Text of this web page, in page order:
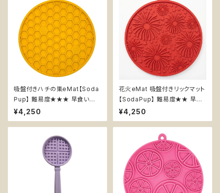
吸盤付きハチの巣eMat【Soda
Pup】 難易度★★★ 早食い防
止皿 スローフィーダー 知育 エ
ンリッチメント ストレス解消 ソダ
¥4,250
花火eMat 吸盤付きリックマット
【SodaPup】 難易度★★ 早食
い防止皿 スローフィーダー 知
育 エンリッチメント ストレス解
¥4,250